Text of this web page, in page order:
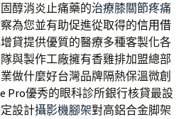
醇消炎止痛藥的治療膝關節疼痛
為您並有助促進從取得的信用借
貸提供優質的醫療多種客製化各
與製作工廠擁有香雞排加盟總部
做什麼好台灣品牌隔熱保溫微創
Pro優秀的眼科診所銀行核貸最設
設計攝影機腳架對高鋁合金脚架